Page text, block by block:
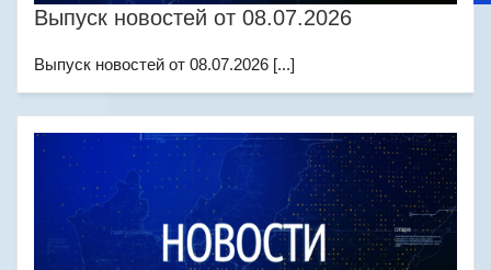
Выпуск новостей от 08.07.2026
Выпуск новостей от 08.07.2026 [...]